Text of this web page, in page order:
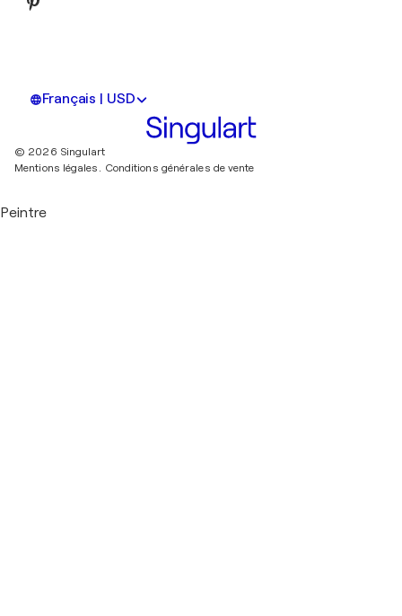
Français | USD
© 2026 Singulart
Mentions légales. Conditions générales de vente
Peintre